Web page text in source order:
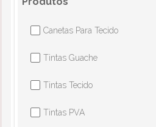
Canetas Para Tecido
Tintas Guache
Tintas Tecido
Tintas PVA